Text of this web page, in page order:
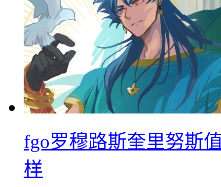
fgo罗穆路斯奎里努斯
样